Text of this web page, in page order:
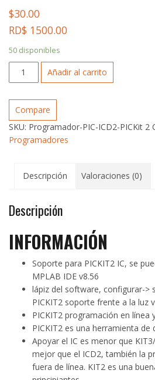
$30.00
RD$ 1500.00
50 disponibles
Juego
de
adaptador
de
programación
ICD2
cantidad
Añadir al carrito
Compare
SKU: Programador-PIC-ICD2-PICKit 2
Programadores
Descripción Valoraciones (0)
Descripción
INFORMACIÓN
Soporte para PICKIT2 IC, se
MPLAB IDE v8.56
lápiz del software, configurar->
PICKIT2 soporte frente a la luz
PICKIT2 programación en línea
PICKIT2 es una herramienta de
Apoyar el IC es menor que
mejor que el ICD2, también la
fuera de línea. KIT2 es una